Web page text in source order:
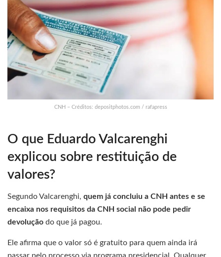
CNH – Créditos: depositphotos.com / rafapress
O que Eduardo Valcarenghi
explicou sobre restituição de
valores?
Segundo Valcarenghi, quem já concluiu a CNH antes e se
encaixa nos requisitos da CNH social não pode pedir
devolução do que já pagou.
Ele afirma que o valor só é gratuito para quem ainda irá